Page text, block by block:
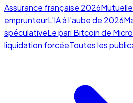
Assurance française 2026
emprunteurL'IA à l'aube de 2026
spéculativeLe pari Bitcoin de
liquidation forcéeToutes les